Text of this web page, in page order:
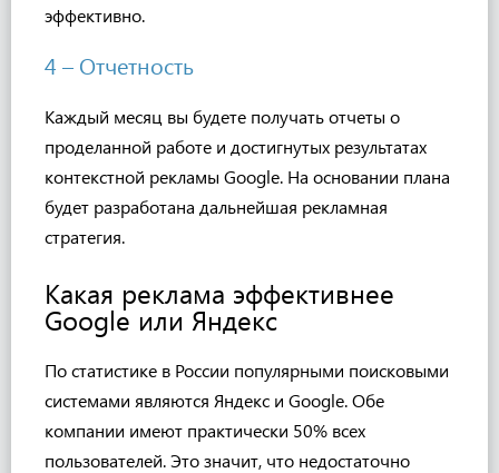
эффективно.
4 – Отчетность
Каждый месяц вы будете получать отчеты о
проделанной работе и достигнутых результатах
контекстной рекламы Google. На основании плана
будет разработана дальнейшая рекламная
стратегия.
Какая реклама эффективнее
Google или Яндекс
По статистике в России популярными поисковыми
системами являются Яндекс и Google. Обе
компании имеют практически 50% всех
пользователей. Это значит, что недостаточно